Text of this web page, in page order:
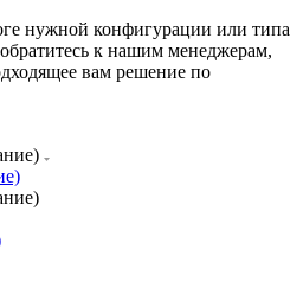
нужной конфигурации или типа
к нашим менеджерам,
вам решение по